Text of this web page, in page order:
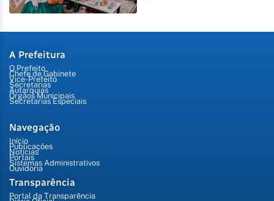
A Prefeitura
O Prefeito
Chefe de Gabinete
Vice-Prefeito
Secretarias
Autarquias
Órgãos Municipais
Secretarias Especiais
Navegação
Início
Publicações
Notícias
Portais
Sistemas Administrativos
Ouvidoria
Transparência
Portal da Transparência